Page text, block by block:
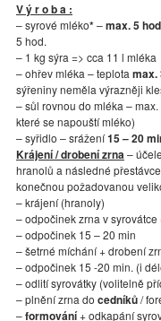
V ý r o b a :
– syrové mléko*–max. 5
5 hod.
– 1 kg sýra => cca 11 l mléka
– ohřev mléka – teplota max.
sýřeniny neměla výrazněji
– sůl rovnou do mléka –
které se napouští mléko)
– syřidlo – srážení15 – 20
Krájení / drobení zrna–
hranolů a následné
konečnou požadovanou
– krájení (hranoly)
– odpočinek zrna v
– odpočinek 15 – 20 min
– šetrné míchání + drobení
– odpočinek 15 -20 min. (i
– odlití syrovátky (volitelně
– plnění zrna do cedníků/
–formování+ odkapání